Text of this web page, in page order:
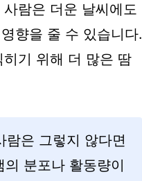
람은 더운 날씨에도
향을 줄 수 있습니다.
기 위해 더 많은 땀
은 그렇지 않다면
분포나 활동량이